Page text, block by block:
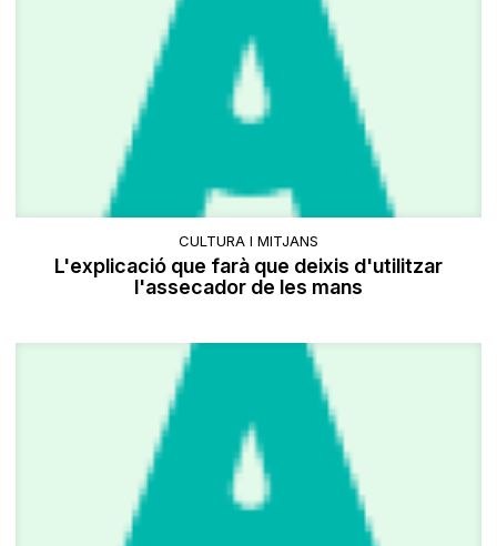
CULTURA I MITJANS
L'explicació que farà que deixis d'utilitzar
l'assecador de les mans